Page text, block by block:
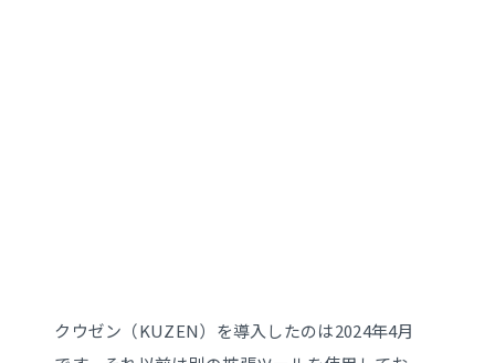
クウゼン（KUZEN）を導入したのは2024年4月